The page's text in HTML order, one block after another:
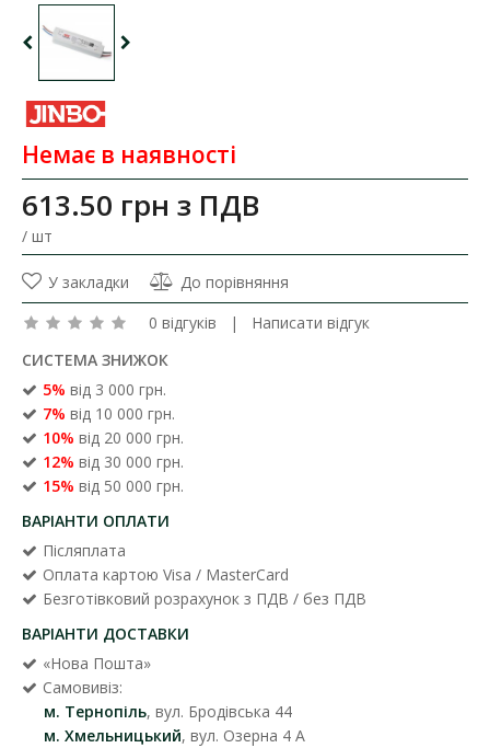
Немає в наявності
613.50 грн з ПДВ
/ шт
У закладки
До порівняння
0 відгуків | Написати відгук
СИСТЕМА ЗНИЖОК
5% від 3 000 грн.
7% від 10 000 грн.
10% від 20 000 грн.
12% від 30 000 грн.
15% від 50 000 грн.
ВАРІАНТИ ОПЛАТИ
Післяплата
Оплата картою Visa / MasterCard
Безготівковий розрахунок з ПДВ / без ПДВ
ВАРІАНТИ ДОСТАВКИ
«Нова Пошта»
Самовивіз:
м. Тернопіль, вул. Бродівська 44
м. Хмельницький, вул. Озерна 4 А